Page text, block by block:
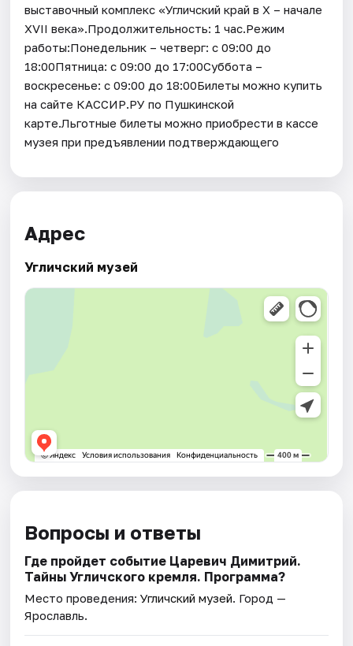
выставочный комплекс «Угличский край в X – начале
XVII века».Продолжительность: 1 час.Режим
работы:Понедельник – четверг: с 09:00 до
18:00Пятница: с 09:00 до 17:00Суббота –
воскресенье: с 09:00 до 18:00Билеты можно купить
на сайте КАССИР.РУ по Пушкинской
карте.Льготные билеты можно приобрести в кассе
музея при предъявлении подтверждающего
Адрес
Угличский музей
Вопросы и ответы
Где пройдет событие Царевич Димитрий.
Тайны Угличского кремля. Программа?
Место проведения:Угличский музей. Город —
Ярославль.